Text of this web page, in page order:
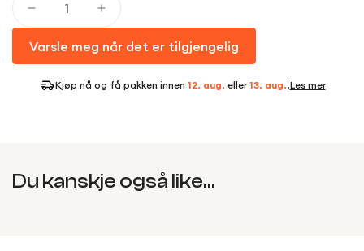
Varsle meg når det er tilgjengelig
Kjøp nå og få pakken innen 12. aug. eller13. aug..Les mer
Du kanskje også like...